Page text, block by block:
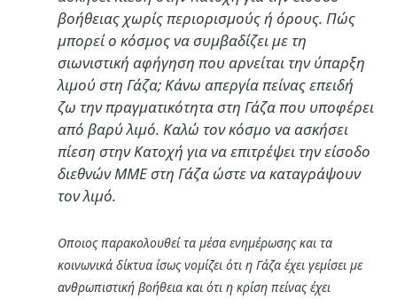
βοήθειας χωρίς περιορισμούς ή όρους. Πώς
μπορεί ο κόσμος να συμβαδίζει με τη
σιωνιστική αφήγηση που αρνείται την ύπαρξη
λιμού στη Γάζα; Κάνω απεργία πείνας επειδή
ζω την πραγματικότητα στη Γάζα που υποφέρει
από βαρύ λιμό. Καλώ τον κόσμο να ασκήσει
πίεση στην Κατοχή για να επιτρέψει την είσοδο
διεθνών ΜΜΕ στη Γάζα ώστε να καταγράψουν
τον λιμό.
Οποιος παρακολουθεί τα μέσα ενημέρωσης και τα
κοινωνικά δίκτυα ίσως νομίζει ότι η Γάζα έχει γεμίσει με
ανθρωπιστική βοήθεια και ότι η κρίση πείνας έχει